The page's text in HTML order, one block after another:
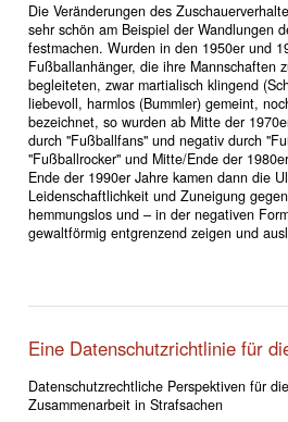
Die Veränderungen des
sehr schön am Beispiel der Wandlungen
festmachen. Wurden in den 1950er und
Fußballanhänger, die ihre Mannschaften
begleiteten, zwar martialisch klingend
liebevoll, harmlos (Bummler) gemeint,
bezeichnet, so wurden ab Mitte der
durch "Fußballfans" und negativ durch
"Fußballrocker" und Mitte/Ende der
Ende der 1990er Jahre kamen dann die
Leidenschaftlichkeit und Zuneigung
hemmungslos und – in der negativen
gewaltförmig entgrenzend zeigen und
Eine Datenschutzrichtlinie für
Datenschutzrechtliche Perspektiven für
Zusammenarbeit in Strafsachen